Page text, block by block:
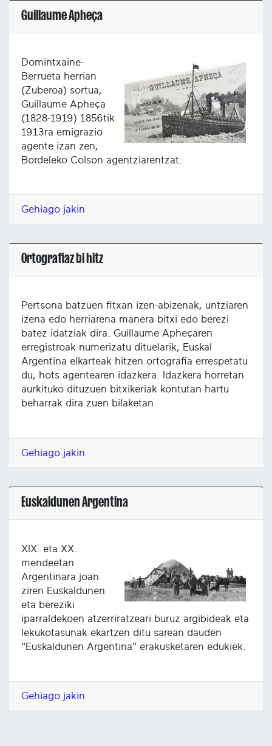
Guillaume Apheça
Domintxaine-
Berrueta herrian
(Zuberoa) sortua,
Guillaume Apheça
(1828-1919) 1856tik
1913ra emigrazio
agente izan zen,
Bordeleko Colson agentziarentzat.
Gehiago jakin
Ortografiaz bi hitz
Pertsona batzuen fitxan izen-abizenak, untziaren
izena edo herriarena manera bitxi edo berezi
batez idatziak dira. Guillaume Apheçaren
erregistroak numerizatu dituelarik, Euskal
Argentina elkarteak hitzen ortografia errespetatu
du, hots agentearen idazkera. Idazkera horretan
aurkituko dituzuen bitxikeriak kontutan hartu
beharrak dira zuen bilaketan.
Gehiago jakin
Euskaldunen Argentina
XIX. eta XX.
mendeetan
Argentinara joan
ziren Euskaldunen
eta bereziki
iparraldekoen atzerriratzeari buruz argibideak eta
lekukotasunak ekartzen ditu sarean dauden
"Euskaldunen Argentina" erakusketaren edukiek.
Gehiago jakin